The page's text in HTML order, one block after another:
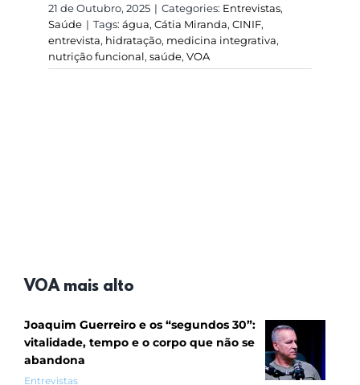
21 de Outubro, 2025 | Categories: Entrevistas,
Saúde | Tags: água, Cátia Miranda, CINIF,
entrevista, hidratação, medicina integrativa,
nutrição funcional, saúde, VOA
VOA mais alto
Joaquim Guerreiro e os “segundos 30”:
vitalidade, tempo e o corpo que não se
abandona
Entrevistas